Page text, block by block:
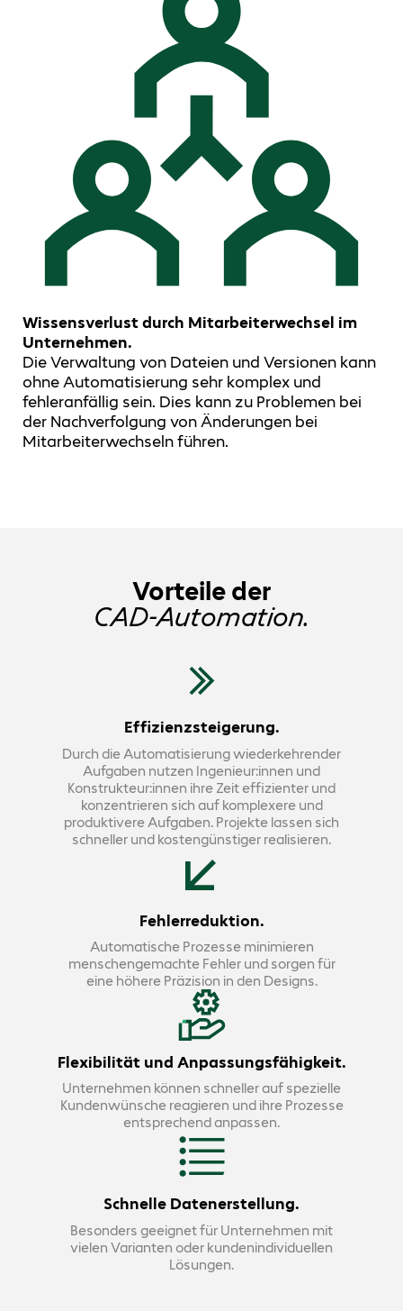
Wissensverlust durch Mitarbeiterwechsel im
Unternehmen.
Die Verwaltung von Dateien und Versionen kann
ohne Automatisierung sehr komplex und
fehleranfällig sein. Dies kann zu Problemen bei
der Nachverfolgung von Änderungen bei
Mitarbeiterwechseln führen.
Vorteile der
CAD-Automation.
Effizienzsteigerung.
Durch die Automatisierung wiederkehrender
Aufgaben nutzen Ingenieur:innen und
Konstrukteur:innen ihre Zeit effizienter und
konzentrieren sich auf komplexere und
produktivere Aufgaben. Projekte lassen sich
schneller und kostengünstiger realisieren.
Fehlerreduktion.
Automatische Prozesse minimieren
menschengemachte Fehler und sorgen für
eine höhere Präzision in den Designs.
Flexibilität und Anpassungsfähigkeit.
Unternehmen können schneller auf spezielle
Kundenwünsche reagieren und ihre Prozesse
entsprechend anpassen.
Schnelle Datenerstellung.
Besonders geeignet für Unternehmen mit
vielen Varianten oder kundenindividuellen
Lösungen.